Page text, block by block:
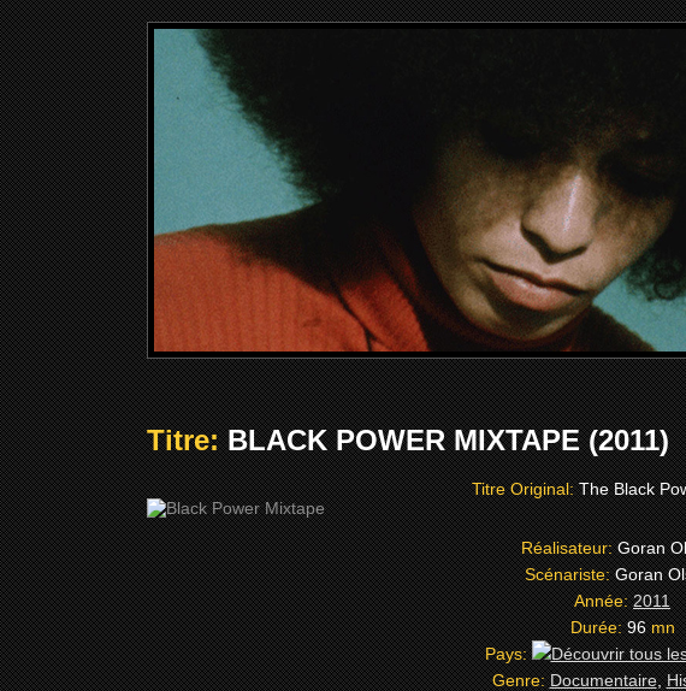
Titre:BLACK POWER MIXTAPE (2011)
Titre Original:The Black
Réalisateur:Goran
Scénariste:Goran
Année:2011
Durée:96mn
Pays:
Genre:Documentaire,